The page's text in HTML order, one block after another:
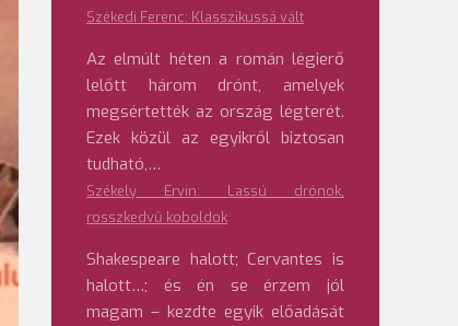
Székedi Ferenc: Klasszikussá vált
Az elmúlt héten a román légierő
lelőtt három drónt, amelyek
megsértették az ország légterét.
Ezek közül az egyikről biztosan
tudható,…
Székely Ervin: Lassú drónok,
rosszkedvű koboldok
Shakespeare halott; Cervantes is
halott…; és én se érzem jól
magam – kezdte egyik előadását